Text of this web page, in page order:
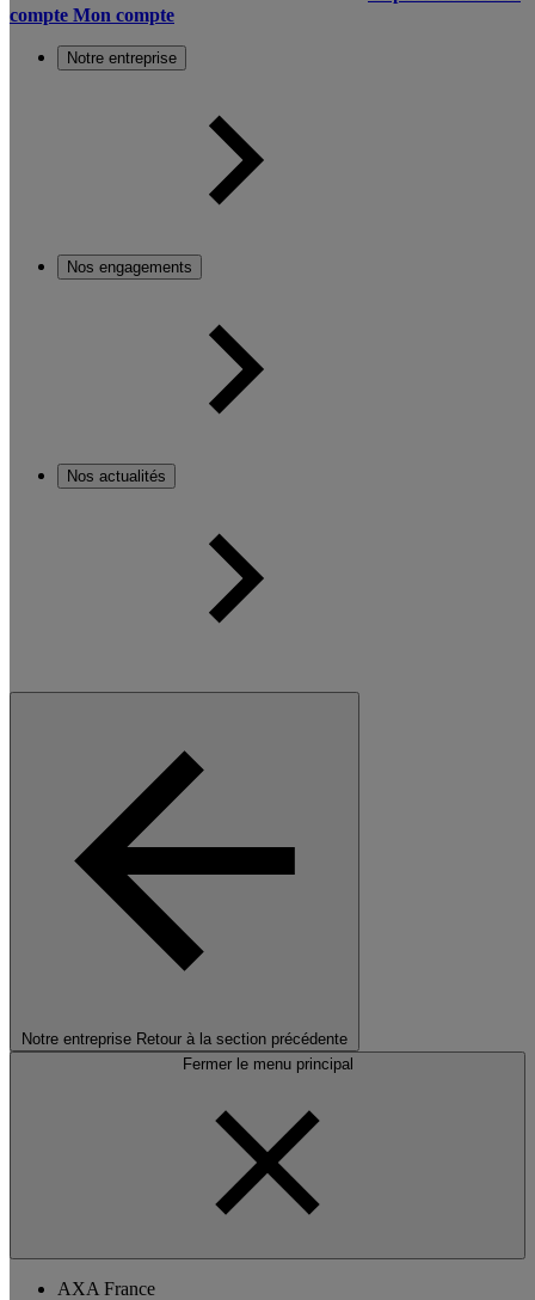
compte Mon compte
Notre entreprise
Nos engagements
Nos actualités
Notre entreprise Retour à la section précédente
Fermer le menu principal
AXA France